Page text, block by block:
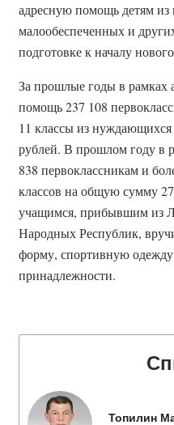
адресную помощь детям из
малообеспеченных и
подготовке к началу
За прошлые годы в рамках
помощь 237 108
11 классы из
рублей. В прошлом году в
838 первоклассникам и
классов на общую сумму
учащимся, прибывшим из
Народных Республик,
форму, спортивную
принадлежности.
Топилин